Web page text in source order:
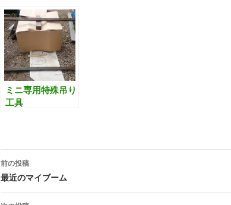
ウ
で
開
き
)
ミニ専用特殊吊り
工具
投
稿
ナ
前の投稿
最近のマイブーム